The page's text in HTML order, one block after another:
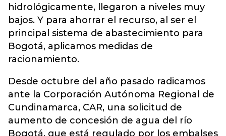
hidrológicamente, llegaron a niveles muy
bajos. Y para ahorrar el recurso, al ser el
principal sistema de abastecimiento para
Bogotá, aplicamos medidas de
racionamiento.
Desde octubre del año pasado radicamos
ante la Corporación Autónoma Regional de
Cundinamarca, CAR, una solicitud de
aumento de concesión de agua del río
Bogotá, que está regulado por los embalses